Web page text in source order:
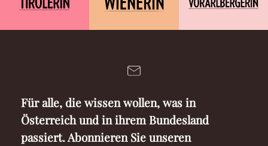
Für alle, die wissen wollen, was in
Österreich und in ihrem Bundesland
passiert. Abonnieren Sie unseren